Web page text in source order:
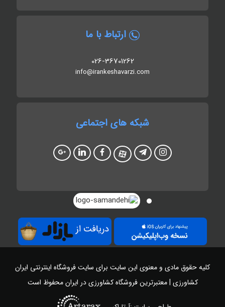
ارتباط با ما
026-36701262
info@irankeshavarzi.com
شبکه های اجتماعی
کلیه حقوق مادی و معنوی این سایت برای سایتفروشگاه اینترنتی ایران
کشاورزی | معتبرترین فروشگاه کشاورزی در ایرانمحفوظ است